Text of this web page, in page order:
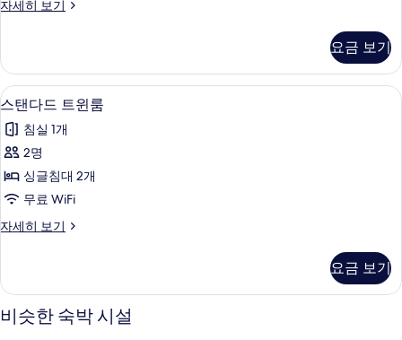
룸
진
모
두
보
기
자세히 보기
프
트
윈
룸
세
히
기
요금 보기
스
탠
다
드
트
룸
진
모
두
미니바, 객실 내 금고, 책상, 노트북 작
5
스탠다드 트윈룸
침실 1개
2명
싱글침대 2개
무료 WiFi
자세히 보기
스
트
윈
룸
요금 보기
비슷한 숙박 시설